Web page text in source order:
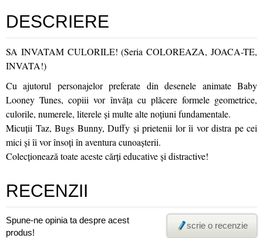
DESCRIERE
SA INVATAM CULORILE! (Seria COLOREAZA, JOACA-TE,
INVATA!)
Cu ajutorul personajelor preferate din desenele animate Baby
Looney Tunes, copiii vor învăța cu plăcere formele geometrice,
culorile, numerele, literele și multe alte noţiuni fundamentale.
Micuții Taz, Bugs Bunny, Duffy și prietenii lor îi vor distra pe cei
mici și îi vor însoți în aventura cunoașterii.
Colecționează toate aceste cărţi educative şi distractive!
RECENZII
Spune-ne opinia ta despre acest
produs!
scrie o recenzie